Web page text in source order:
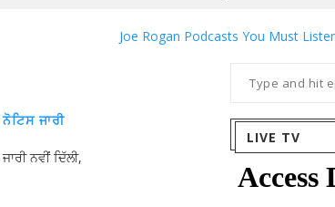
ਸਕੱਤਰ ਅਨਿਲ ਸਰੀਨ ਦਾ ਪਟਿਆਲਾ ਪਹੁੰਚਣ ‘ਤੇ ਭਰਵਾਂ ਸਵਾਗਤ :
ਜਾਰੀ
ਨਵੀਂ ਦਿੱਲੀ,
LIVE TV